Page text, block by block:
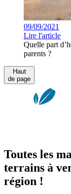
09/09/2021
Lire l'article
Quelle part
parents ?
Haut
de page
Toutes les
terrains à
région !